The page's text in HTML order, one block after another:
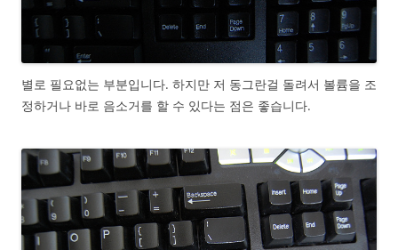
별로 필요없는 부분입니다. 하지만 저 동그란걸 돌려서 볼륨을 조
정하거나 바로 음소거를 할 수 있다는 점은 좋습니다.